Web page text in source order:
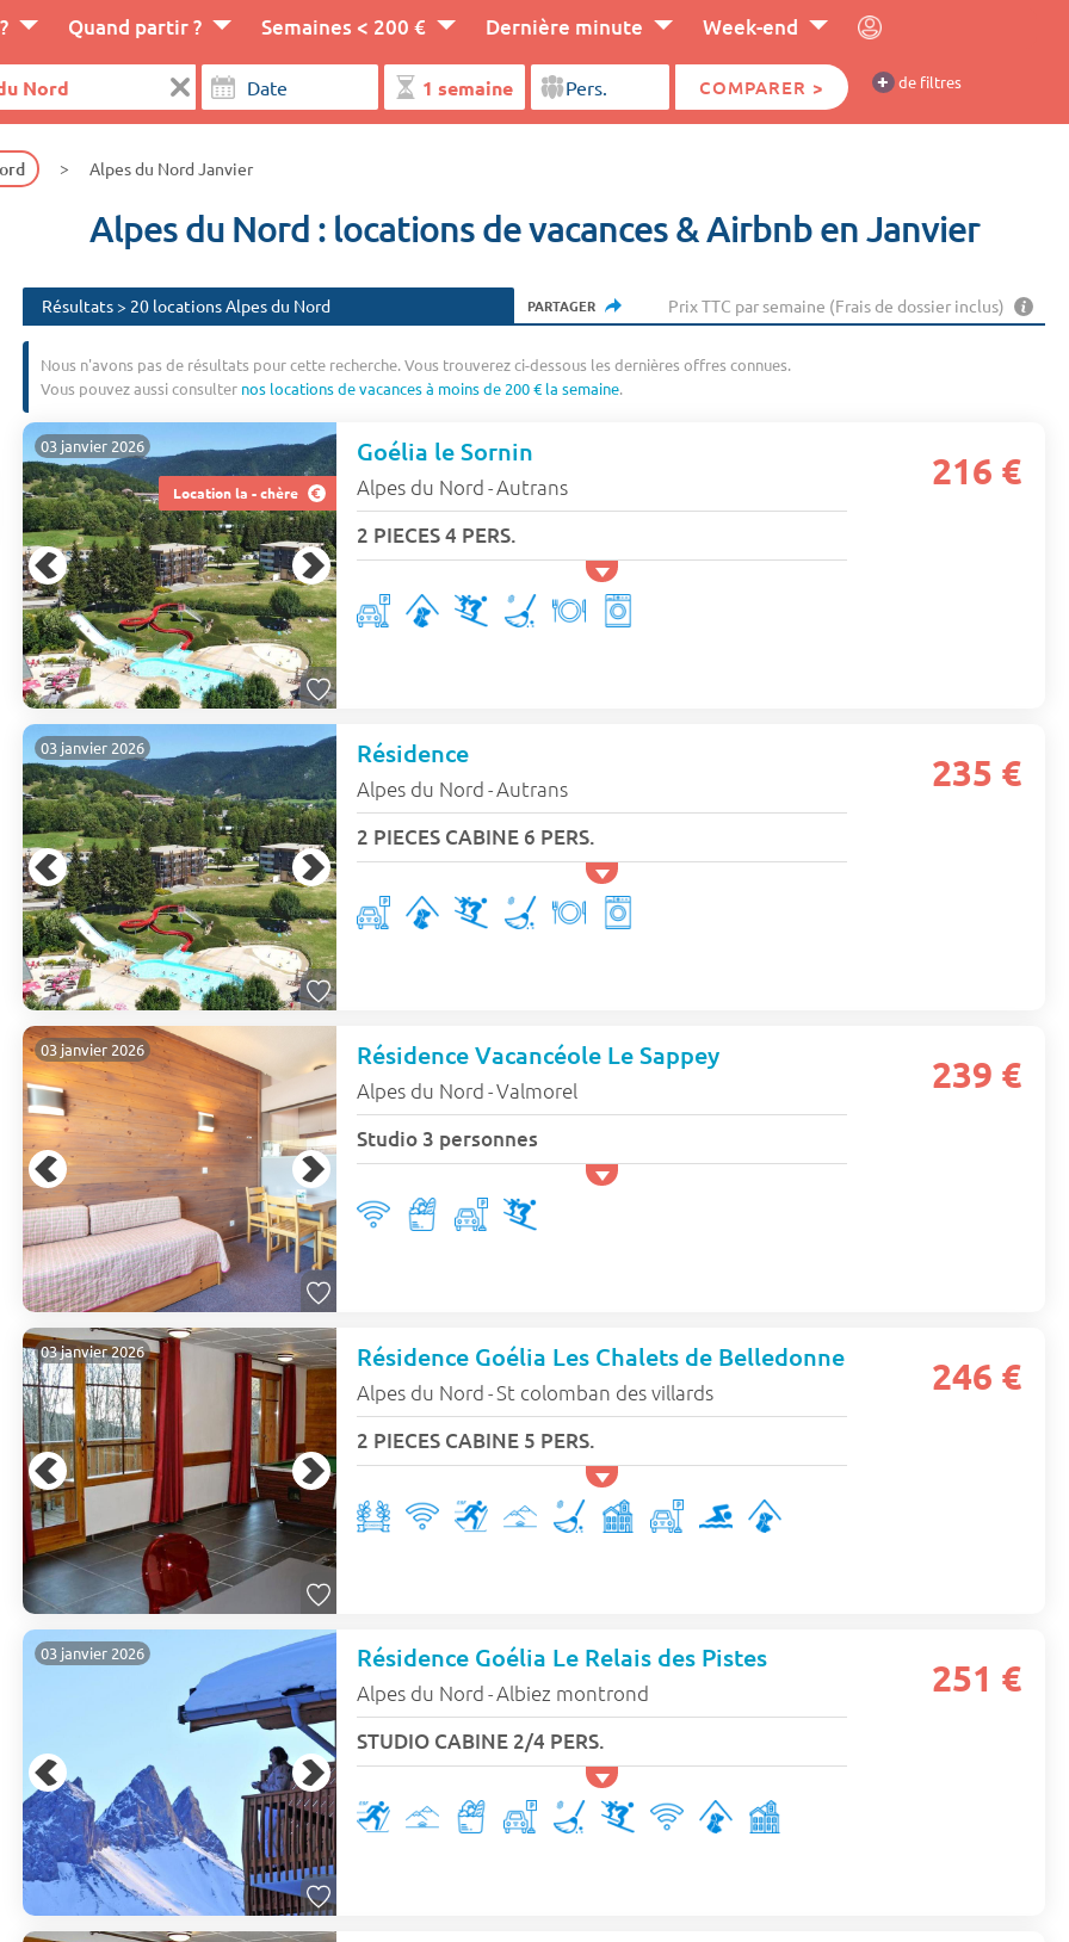
Quand partir ? Semaines < 200 € Dernière minute Week-end
COMPARER > + de filtres
Alpes du Nord Janvier
Alpes du Nord : locations de vacances & Airbnb en Janvier
Résultats > 20 locations Alpes du Nord PARTAGER Prix TTC par semaine (Frais de dossier inclus)
Nous n'avons pas de résultats pour cette recherche. Vous trouverez ci-dessous les dernières offres connues.
Vous pouvez aussi consulter nos locations de vacances à moins de 200 € la semaine.
Location la - chère
03 janvier 2026 Goélia le Sornin
Alpes du Nord -Autrans
2 PIECES 4 PERS.
216 €
03 janvier 2026 Résidence
Alpes du Nord -Autrans
2 PIECES CABINE 6 PERS.
235 €
03 janvier 2026 Résidence Vacancéole Le Sappey
Alpes du Nord -Valmorel
Studio 3 personnes
239 €
03 janvier 2026 Résidence Goélia Les Chalets de Belledonne
Alpes du Nord -St colomban des villards
2 PIECES CABINE 5 PERS.
246 €
03 janvier 2026 Résidence Goélia Le Relais des Pistes
Alpes du Nord -Albiez montrond
STUDIO CABINE 2/4 PERS.
251 €